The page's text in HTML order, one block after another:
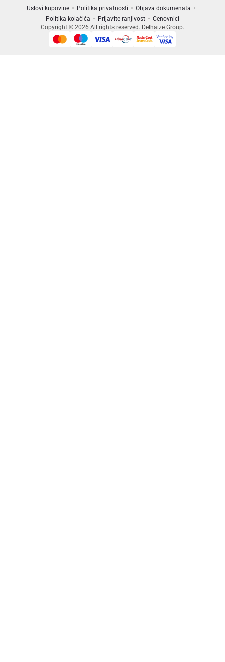
Uslovi kupovine Politika privatnosti
Objava dokumenata
Politika kolačića
Prijavite ranjivost
Cenovnici
Copyright © 2026 All rights reserved. Delhaize Group.